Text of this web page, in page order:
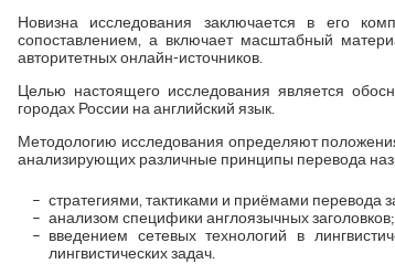
Новизна исследования заключается в его
сопоставлением, а включает масштабный
авторитетных онлайн-источников.
Целью настоящего исследования является
городах России на английский язык.
Методологию исследования определяют
анализирующих различные принципы перевода
стратегиями, тактиками и приёмами перевода
анализом специфики англоязычных заголовков;
введением сетевых технологий в
лингвистических задач.